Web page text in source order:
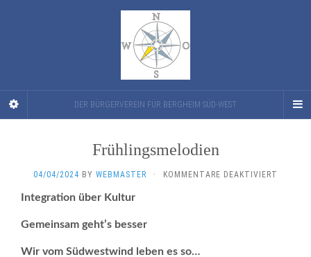
DER BÜRGERVEREIN FÜR BERGHEIM SÜD-WEST
Frühlingsmelodien
04/04/2024 BY WEBMASTER · KOMMENTARE DEAKTIVIERT
Integration über Kultur
Gemeinsam geht’s besser
Wir vom Südwestwind leben es so…